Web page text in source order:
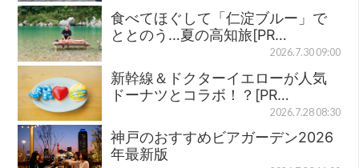
食べてほぐして「仁淀ブルー」で
ととのう…夏の高知旅[PR…
2026.7.30 09:00
新幹線＆ドクターイエローが人気
ドーナツとコラボ！？[PR…
2026.7.28 08:30
神戸のおすすめビアガーデン2026
年最新版